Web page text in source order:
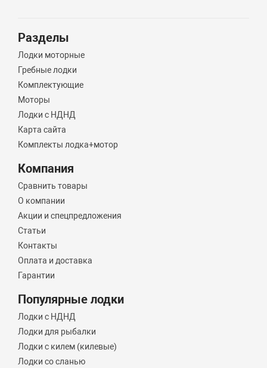
Разделы
Лодки моторные
Гребные лодки
Комплектующие
Моторы
Лодки с НДНД
Карта сайта
Комплекты лодка+мотор
Компания
Сравнить товары
О компании
Акции и спецпредложения
Статьи
Контакты
Оплата и доставка
Гарантии
Популярные лодки
Лодки с НДНД
Лодки для рыбалки
Лодки с килем (килевые)
Лодки со сланью